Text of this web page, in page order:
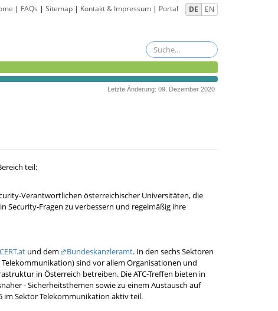
| FAQs | Sitemap | Kontakt & Impressum | Portal DE EN
Letzte Änderung: 09. Dezember 2020
teil:
Verantwortlichen österreichischer Universitäten, die
Security-Fragen zu verbessern und regelmäßig ihre
und dem Bundeskanzleramt. In den sechs Sektoren
sind vor allem Organisationen und
in Österreich betreiben. Die ATC-Treffen bieten in
- Sicherheitsthemen sowie zu einem Austausch auf
im Sektor Telekommunikation aktiv teil.